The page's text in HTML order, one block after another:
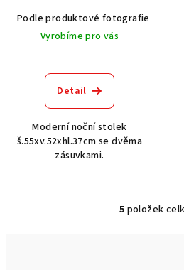
Podle produktové fotografie
Vyrobíme pro vás
Detail
Moderní noční stolek
š.55xv.52xhl.37cm se dvěma
zásuvkami.
O
5 položek